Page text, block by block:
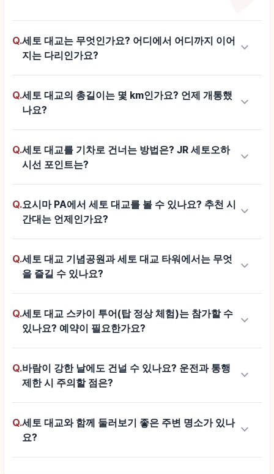
Q.세토 대교는 무엇인가요? 어디에서 어디까지 이어
지는 다리인가요?
keyboard_arrow_down
Q.세토 대교의 총길이는 몇 km인가요? 언제 개통했
나요?
keyboard_arrow_down
Q.세토 대교를 기차로 건너는 방법은? JR 세토오하
시선 포인트는?
keyboard_arrow_down
Q.요시마 PA에서 세토 대교를 볼 수 있나요? 추천 시
간대는 언제인가요?
keyboard_arrow_down
Q.세토 대교 기념공원과 세토 대교 타워에서는 무엇
을 즐길 수 있나요?
keyboard_arrow_down
Q.세토 대교 스카이 투어(탑 정상 체험)는 참가할 수
있나요? 예약이 필요한가요?
keyboard_arrow_down
Q.바람이 강한 날에도 건널 수 있나요? 운전과 통행
제한 시 주의할 점은?
keyboard_arrow_down
Q.세토 대교와 함께 둘러보기 좋은 주변 명소가 있나
요?
keyboard_arrow_down